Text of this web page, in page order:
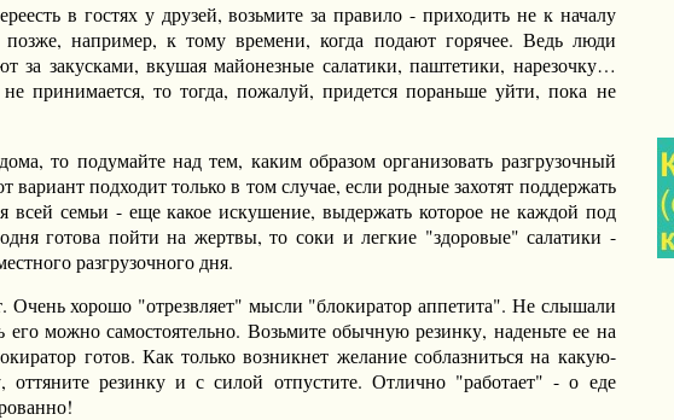
в гостях у друзей, возьмите за правило - приходить не к началу
позже, например, к тому времени, когда подают горячее. Ведь люди
за закусками, вкушая майонезные салатики, паштетики, нарезочку…
принимается, то тогда, пожалуй, придется пораньше уйти, пока не
то подумайте над тем, каким образом организовать разгрузочный
вариант подходит только в том случае, если родные захотят поддержать
всей семьи - еще какое искушение, выдержать которое не каждой под
готова пойти на жертвы, то соки и легкие "здоровые" салатики -
разгрузочного дня.
Очень хорошо "отрезвляет" мысли "блокиратор аппетита". Не слышали
его можно самостоятельно. Возьмите обычную резинку, наденьте ее на
готов. Как только возникнет желание соблазниться на какую-
оттяните резинку и с силой отпустите. Отлично "работает" - о еде